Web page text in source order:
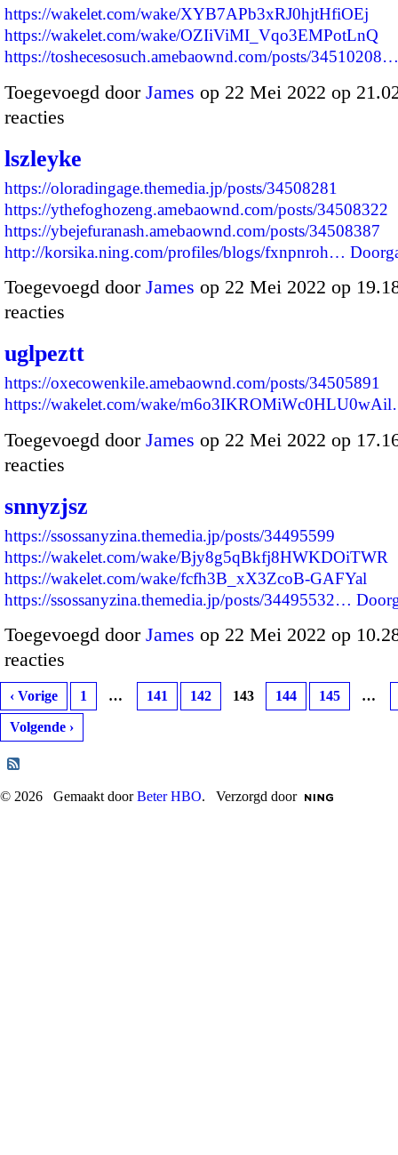
https://wakelet.com/wake/XYB7APb3xRJ0hjtHfiOEj
https://wakelet.com/wake/OZIiViMI_Vqo3EMPotLnQ
https://toshecesosuch.amebaownd.com/posts/34510208…
Toegevoegd door James op 22 Mei 2022 op
reacties
lszleyke
https://oloradingage.themedia.jp/posts/34508281
https://ythefoghozeng.amebaownd.com/posts/34508322
https://ybejefuranash.amebaownd.com/posts/34508387
http://korsika.ning.com/profiles/blogs/fxnpnroh…
Toegevoegd door James op 22 Mei 2022 op
reacties
uglpeztt
https://oxecowenkile.amebaownd.com/posts/34505891
https://wakelet.com/wake/
Toegevoegd door James op 22 Mei 2022 op
reacties
snnyzjsz
https://ssossanyzina.themedia.jp/posts/34495599
https://wakelet.com/wake/Bjy8g5qBkfj8HWKDOiTWR
https://wakelet.com/wake/fcfh3B_xX3ZcoB-GAFYal
https://ssossanyzina.themedia.jp/posts/34495532…
Toegevoegd door James op 22 Mei 2022 op
reacties
‹ Vorige 1 … 141 142 143 144 145 …
Volgende ›
© 2026 Gemaakt doorBeter HBO. Verzorgd door